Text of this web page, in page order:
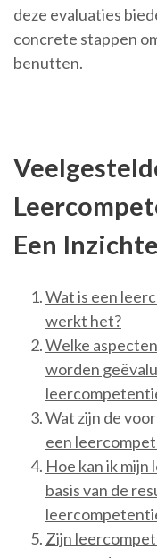
deze evaluaties
concrete stappen
benutten.
Een
Wat is een
werkt het?
Welke
worden
Wat zijn de
een
Hoe kan ik
basis van de
Zijn